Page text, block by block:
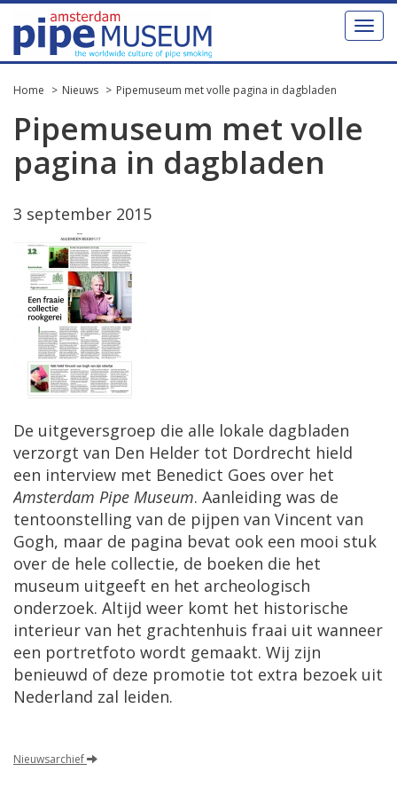
Toggle
Home Nieuws Pipemuseum met volle pagina in dagbladen
Pipemuseum met volle
pagina in dagbladen
3 september 2015
De uitgeversgroep die alle lokale dagbladen
verzorgt van Den Helder tot Dordrecht hield
een interview met Benedict Goes over het
Amsterdam Pipe Museum. Aanleiding was de
tentoonstelling van de pijpen van Vincent van
Gogh, maar de pagina bevat ook een mooi stuk
over de hele collectie, de boeken die het
museum uitgeeft en het archeologisch
onderzoek. Altijd weer komt het historische
interieur van het grachtenhuis fraai uit wanneer
een portretfoto wordt gemaakt. Wij zijn
benieuwd of deze promotie tot extra bezoek uit
Nederland zal leiden.
Nieuwsarchief